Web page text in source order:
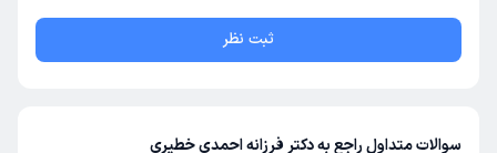
ثبت نظر
سوالات متداول راجع به دکتر فرزانه احمدی خطیری